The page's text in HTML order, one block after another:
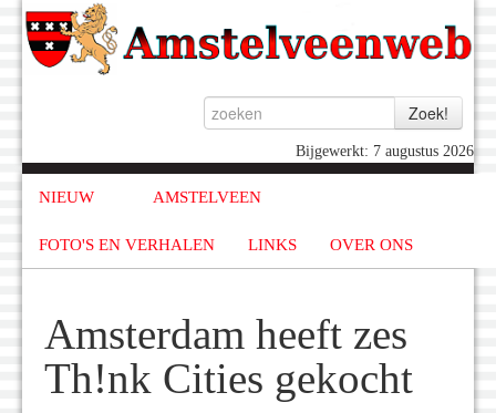
Bijgewerkt: 7 augustus 2026
NIEUW AMSTELVEEN
FOTO'S EN VERHALEN LINKS OVER ONS
Amsterdam heeft zes
Th!nk Cities gekocht